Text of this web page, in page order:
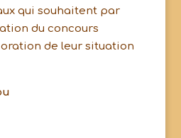
qui souhaitent par
du concours
de leur situation